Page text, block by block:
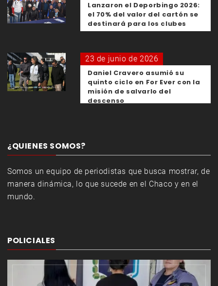
Lanzaron el Deporbingo 2026:
el 70% del valor del cartón se
destinará para los clubes
23 de junio de 2026
Daniel Cravero asumió su
quinto ciclo en For Ever con la
misión de salvarlo del
descenso
¿QUIENES SOMOS?
Somos un equipo de periodistas que busca mostrar, de
manera dinámica, lo que sucede en el Chaco y en el
mundo.
POLICIALES